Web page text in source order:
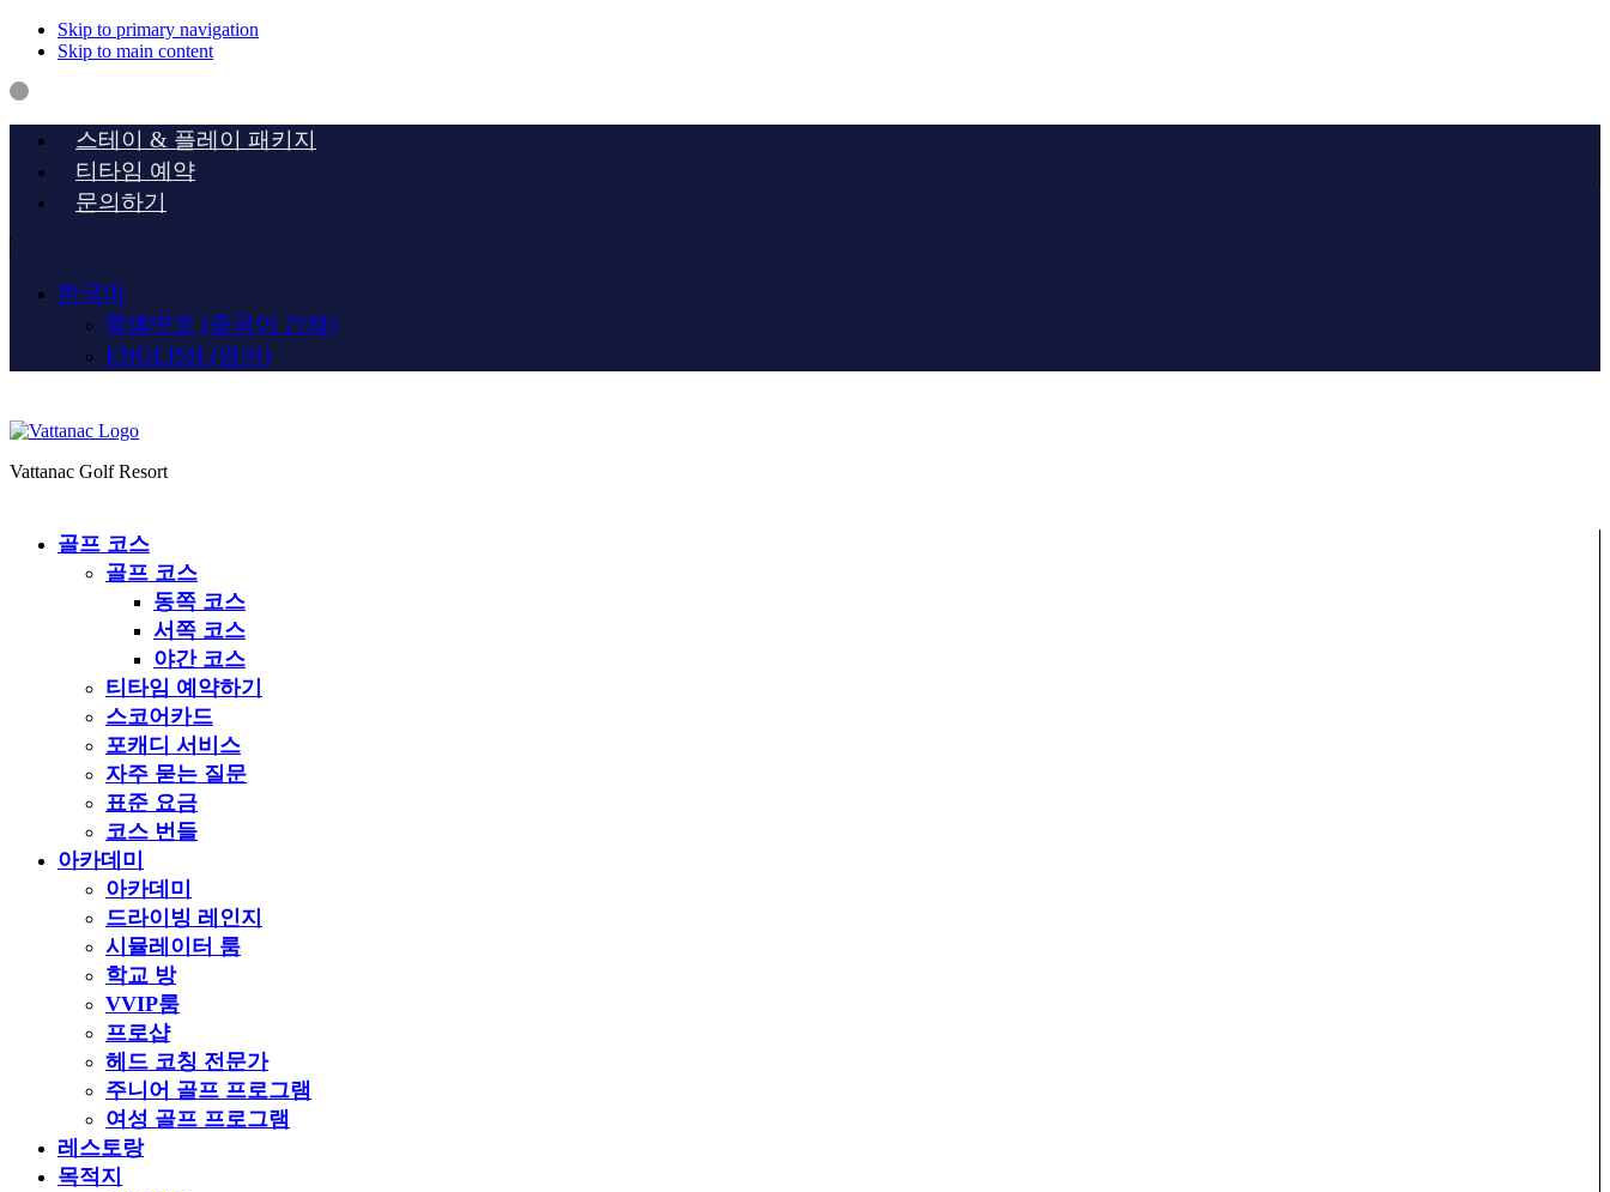
Skip to primary navigation
Skip to main content
스테이 & 플레이 패키지
티타임 예약
문의하기
한국어
简体中文 (중국어 간체 )
ENGLISH (영어)
Vattanac Golf Resort
골프 코스
골프 코스
동쪽 코스
서쪽 코스
야간 코스
티타임 예약하기
스코어카드
포캐디 서비스
자주 묻는 질문
표준 요금
코스 번들
아카데미
아카데미
드라이빙 레인지
시뮬레이터 룸
학교 방
VVIP룸
프로샵
헤드 코칭 전문가
주니어 골프 프로그램
여성 골프 프로그램
레스토랑
목적지